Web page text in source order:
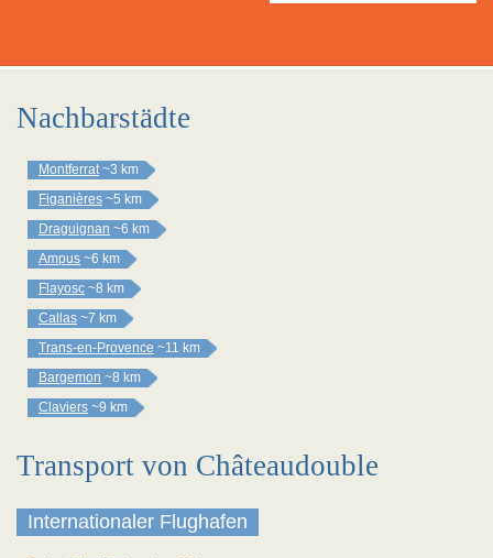
Nachbarstädte
Montferrat ~3 km
Figanières ~5 km
Draguignan ~6 km
Ampus ~6 km
Flayosc ~8 km
Callas ~7 km
Trans-en-Provence ~11 km
Bargemon ~8 km
Claviers ~9 km
Transport von Châteaudouble
Internationaler Flughafen